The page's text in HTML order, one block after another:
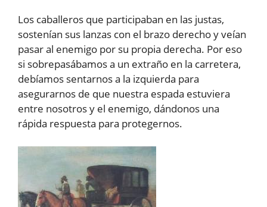
Los caballeros que participaban en las justas,
sostenían sus lanzas con el brazo derecho y veían
pasar al enemigo por su propia derecha. Por eso
si sobrepasábamos a un extraño en la carretera,
debíamos sentarnos a la izquierda para
asegurarnos de que nuestra espada estuviera
entre nosotros y el enemigo, dándonos una
rápida respuesta para protegernos.